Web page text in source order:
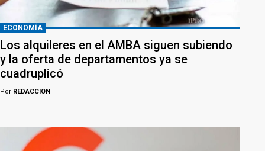
ECONOMÍA
Los alquileres en el AMBA siguen subiendo
y la oferta de departamentos ya se
cuadruplicó
Por REDACCION